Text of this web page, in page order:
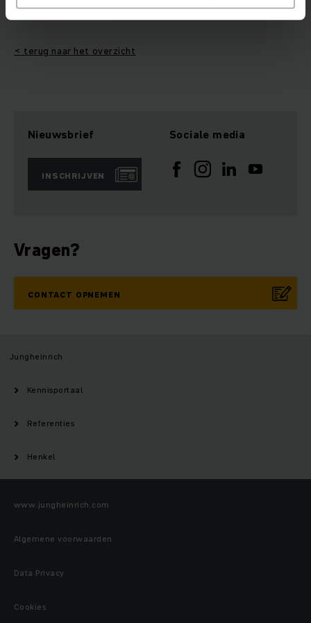
< terug naar het overzicht
Nieuwsbrief
INSCHRIJVEN
Sociale media
Vragen?
CONTACT OPNEMEN
Jungheinrich
Kennisportaal
Referenties
Henkel
www.jungheinrich.com
Algemene voorwaarden
Data Privacy
Cookies